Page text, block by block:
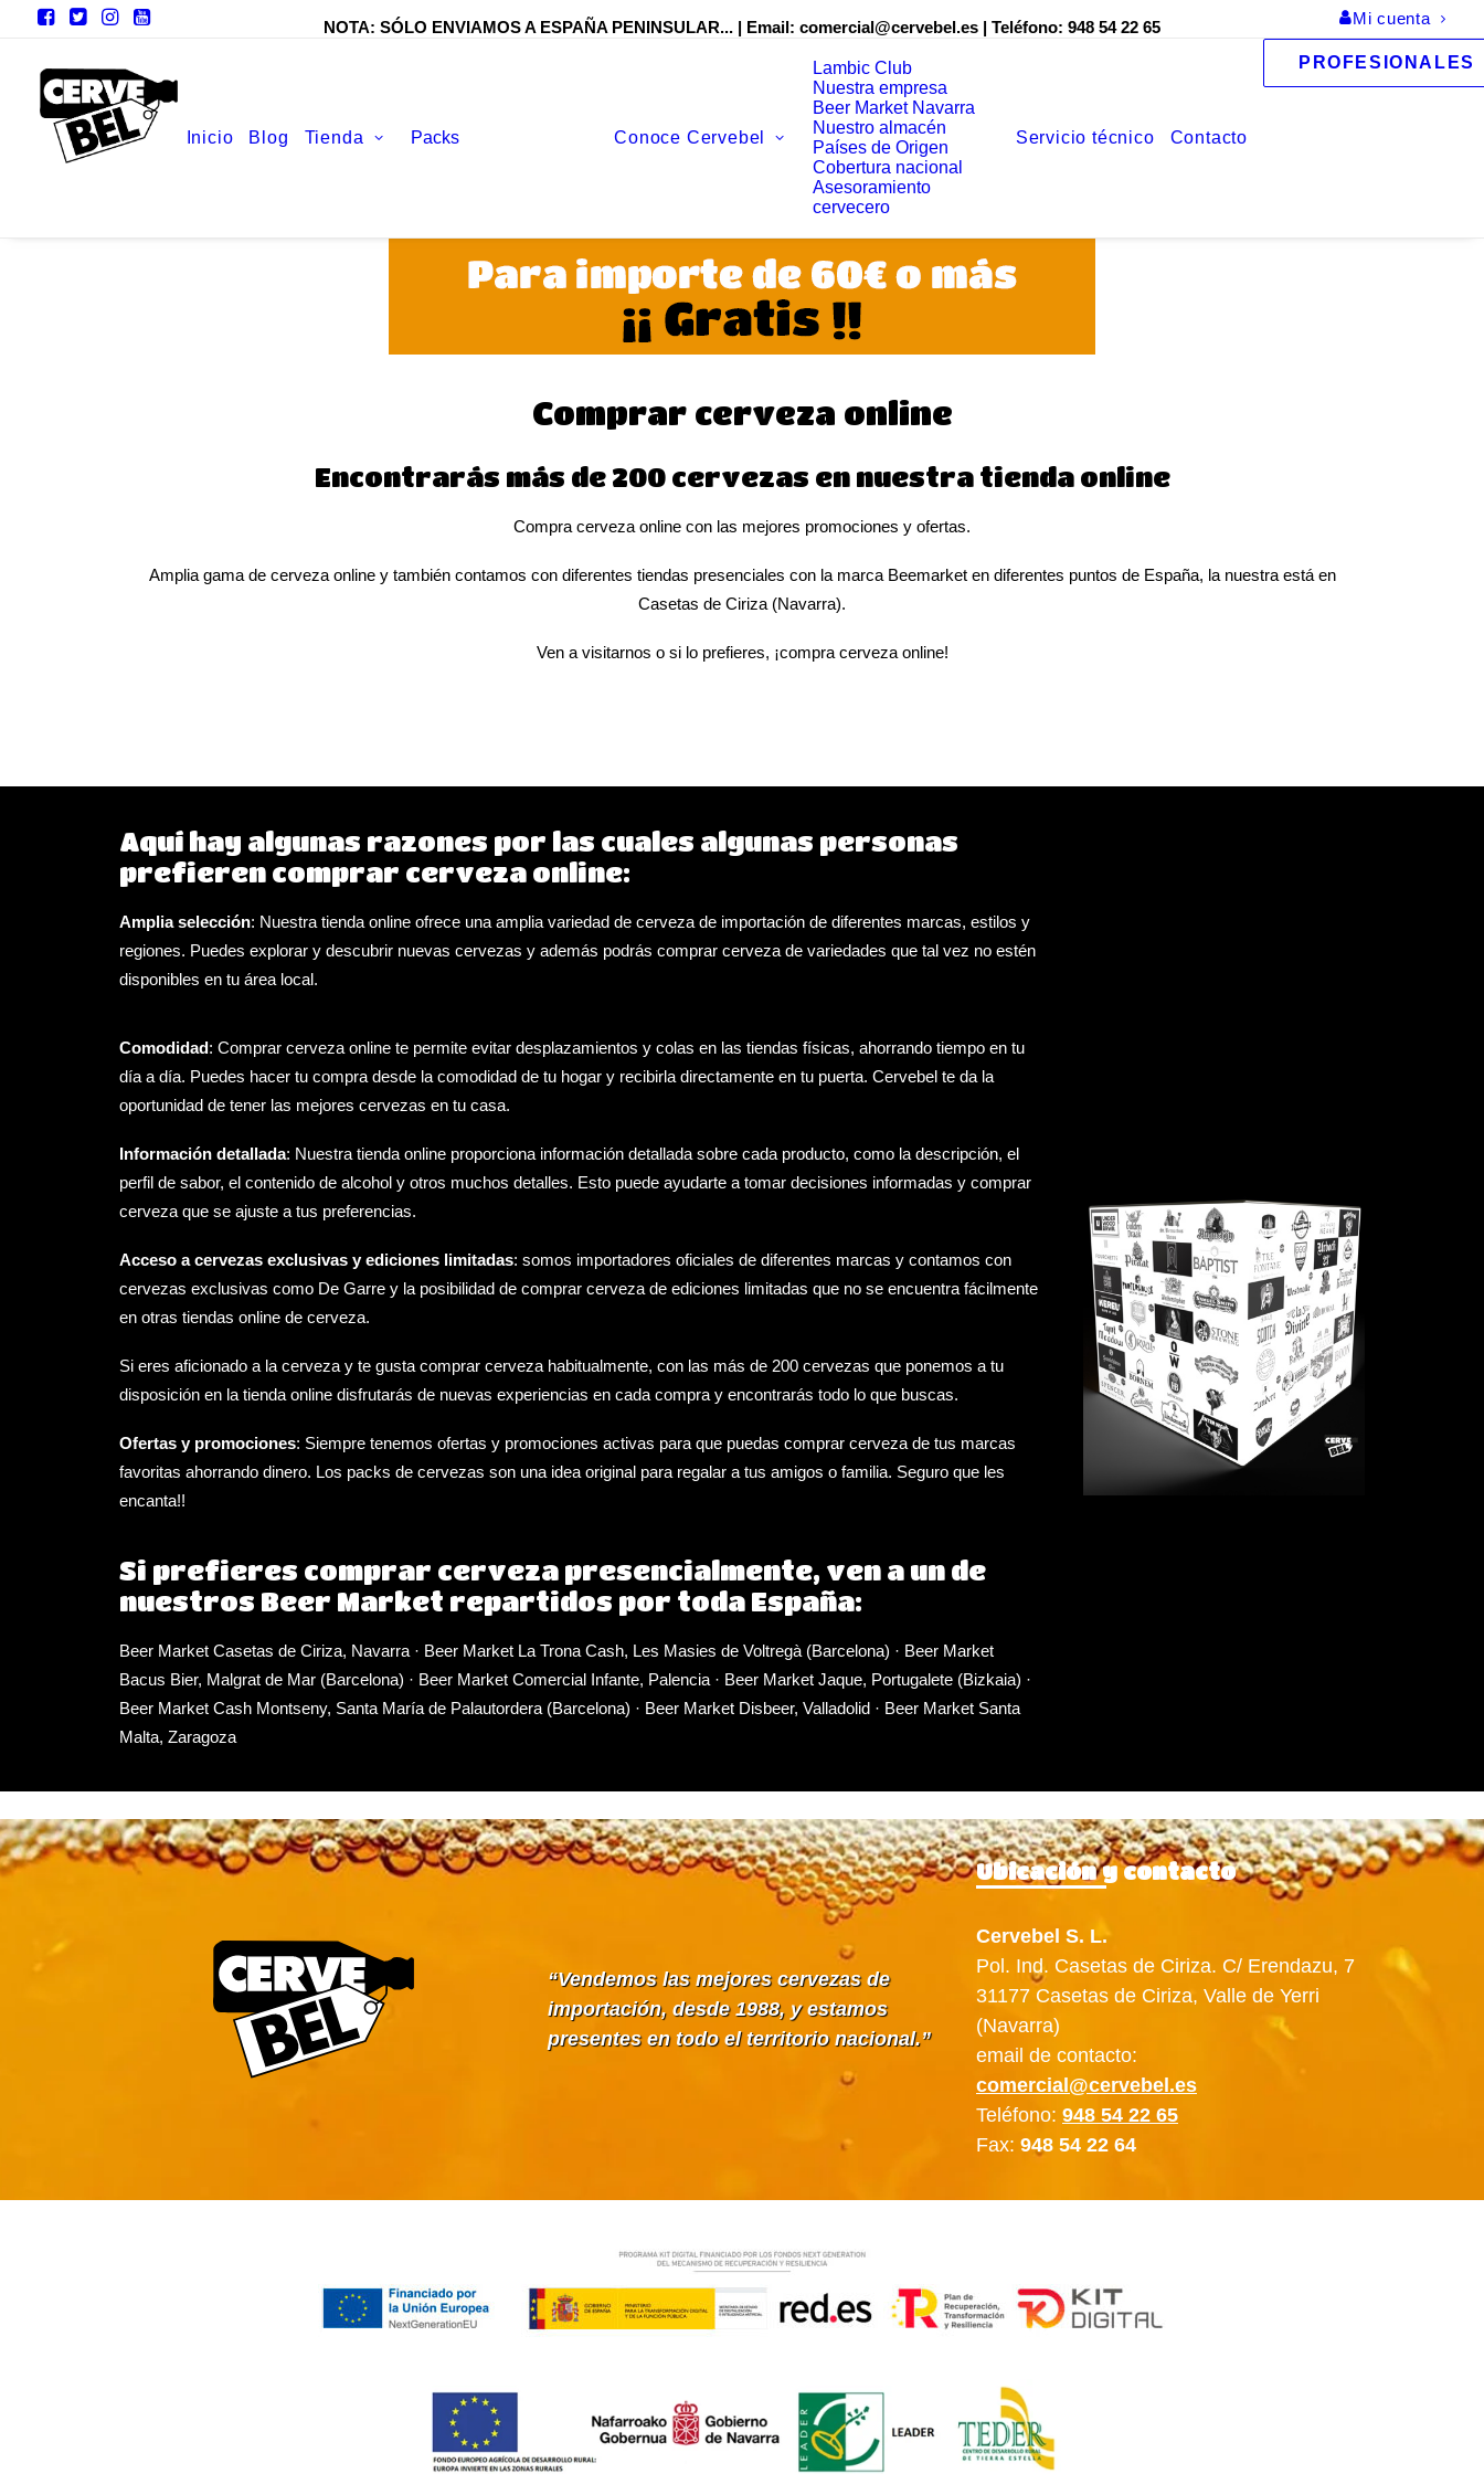
NOTA: SÓLO ENVIAMOS A ESPAÑA PENINSULAR... | Email: comercial@cervebel.es | Teléfono: 948 54 22 65 Mi cuenta
Inicio Blog Tienda Packs Conoce Cervebel
Lambic Club
Nuestra empresa
Beer Market Navarra
Nuestro almacén
Países de Origen
Cobertura nacional
Asesoramiento
cervecero
Servicio técnico Contacto
PROFESIONALES
Comprar cerveza online
Encontrarás más de 200 cervezas en nuestra tienda online
Compra cerveza online con las mejores promociones y ofertas.
Amplia gama de cerveza online y también contamos con diferentes tiendas presenciales con la marca Beemarket en diferentes puntos de España, la nuestra está en
Casetas de Ciriza (Navarra).
Ven a visitarnos o si lo prefieres, ¡compra cerveza online!
Aquí hay algunas razones por las cuales algunas personas
prefieren comprar cerveza online:
Amplia selección: Nuestra tienda online ofrece una amplia variedad de cerveza de importación de diferentes marcas, estilos y
regiones. Puedes explorar y descubrir nuevas cervezas y además podrás comprar cerveza de variedades que tal vez no estén
disponibles en tu área local.
Comodidad: Comprar cerveza online te permite evitar desplazamientos y colas en las tiendas físicas, ahorrando tiempo en tu
día a día. Puedes hacer tu compra desde la comodidad de tu hogar y recibirla directamente en tu puerta. Cervebel te da la
oportunidad de tener las mejores cervezas en tu casa.
Información detallada: Nuestra tienda online proporciona información detallada sobre cada producto, como la descripción, el
perfil de sabor, el contenido de alcohol y otros muchos detalles. Esto puede ayudarte a tomar decisiones informadas y comprar
cerveza que se ajuste a tus preferencias.
Acceso a cervezas exclusivas y ediciones limitadas: somos importadores oficiales de diferentes marcas y contamos con
cervezas exclusivas como De Garre y la posibilidad de comprar cerveza de ediciones limitadas que no se encuentra fácilmente
en otras tiendas online de cerveza.
Si eres aficionado a la cerveza y te gusta comprar cerveza habitualmente, con las más de 200 cervezas que ponemos a tu
disposición en la tienda online disfrutarás de nuevas experiencias en cada compra y encontrarás todo lo que buscas.
Ofertas y promociones: Siempre tenemos ofertas y promociones activas para que puedas comprar cerveza de tus marcas
favoritas ahorrando dinero. Los packs de cervezas son una idea original para regalar a tus amigos o familia. Seguro que les
encanta!!
Si prefieres comprar cerveza presencialmente, ven a un de
nuestros Beer Market repartidos por toda España:
Beer Market Casetas de Ciriza, Navarra · Beer Market La Trona Cash, Les Masies de Voltregà (Barcelona) · Beer Market
Bacus Bier, Malgrat de Mar (Barcelona) · Beer Market Comercial Infante, Palencia · Beer Market Jaque, Portugalete (Bizkaia) ·
Beer Market Cash Montseny, Santa María de Palautordera (Barcelona) · Beer Market Disbeer, Valladolid · Beer Market Santa
Malta, Zaragoza
Vendemos las mejores cervezas de
importación, desde 1988, y estamos
presentes en todo el territorio nacional.
Ubicación y contacto
Cervebel S. L.
Pol. Ind. Casetas de Ciriza. C/ Erendazu, 7
31177 Casetas de Ciriza, Valle de Yerri
(Navarra)
email de contacto:
comercial@cervebel.es
Teléfono: 948 54 22 65
Fax: 948 54 22 64